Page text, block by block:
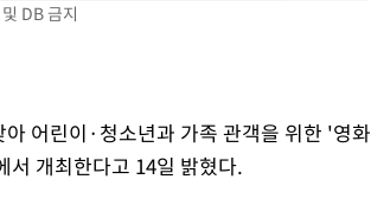
DB 금지
어린이·청소년과 가족 관객을 위한 '영화
서 개최한다고 14일 밝혔다.